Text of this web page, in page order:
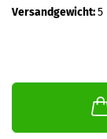
Versandgewicht:5